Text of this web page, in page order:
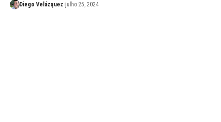
Diego Velázquez julho 25, 2024